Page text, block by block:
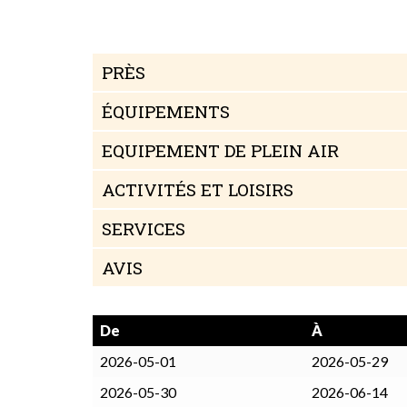
PRÈS
ÉQUIPEMENTS
EQUIPEMENT DE PLEIN AIR
ACTIVITÉS ET LOISIRS
SERVICES
AVIS
De À
2026-05-01
2026-05-29
2026-05-30
2026-06-14